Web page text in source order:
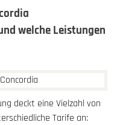
welche Leistungen
deckt eine Vielzahl von
Tarife an: